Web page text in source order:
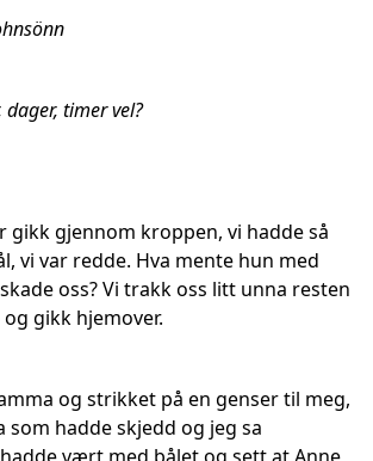
dager, timer vel?
gikk gjennom kroppen, vi hadde så
vi var redde. Hva mente hun med
oss? Vi trakk oss litt unna resten
gikk hjemover.
og strikket på en genser til meg,
som hadde skjedd og jeg sa